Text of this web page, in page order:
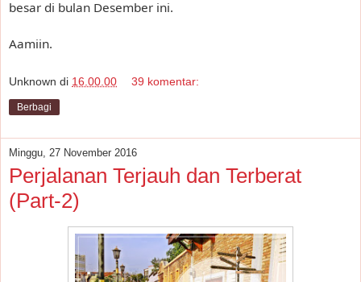
besar di bulan Desember ini.
Aamiin.
Unknown di 16.00.00 39 komentar:
Berbagi
Minggu, 27 November 2016
Perjalanan Terjauh dan Terberat
(Part-2)